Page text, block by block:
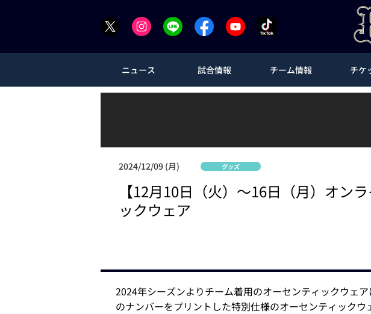
ニュース 試合情報 チーム情報 チケ
2024/12/09 (月) グッズ
【12月10日（火）～16日（月）オ
ックウェア
2024年シーズンよりチーム着用のオーセンティックウェ
のナンバーをプリントした特別仕様のオーセンティックウ